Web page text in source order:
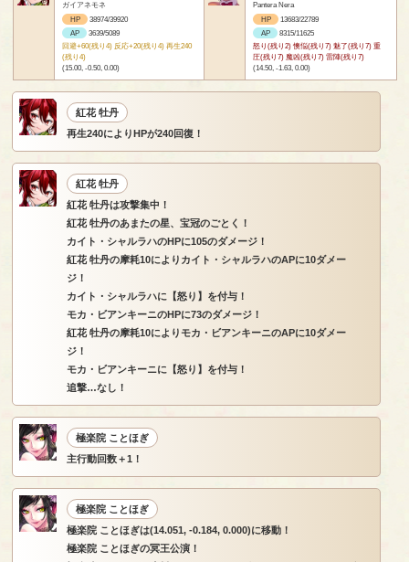
ガイアネモネ
HP
38974/39920
AP
3639/5089
回避+60(残り4) 反応+20(残り4) 再生240
(残り4)
(15.00, -0.50, 0.00)
Pantera Nera
HP
13683/22789
AP
8315/11625
怒り(残り2) 懊悩(残り7) 魅了(残り7) 重
圧(残り7) 魔凶(残り7) 雷陣(残り7)
(14.50, -1.63, 0.00)
紅花 牡丹
再生240によりHPが240回復！
紅花 牡丹
紅花 牡丹は攻撃集中！
紅花 牡丹のあまたの星、宝冠のごとく！
カイト・シャルラハのHPに105のダメージ！
紅花 牡丹の摩耗10によりカイト・シャルラハのAPに10ダメー
ジ！
カイト・シャルラハに【怒り】を付与！
モカ・ビアンキーニのHPに73のダメージ！
紅花 牡丹の摩耗10によりモカ・ビアンキーニのAPに10ダメー
ジ！
モカ・ビアンキーニに【怒り】を付与！
追撃…なし！
極楽院 ことほぎ
主行動回数＋1！
極楽院 ことほぎ
極楽院 ことほぎは(14.051, -0.184, 0.000)に移動！
極楽院 ことほぎの冥王公演！